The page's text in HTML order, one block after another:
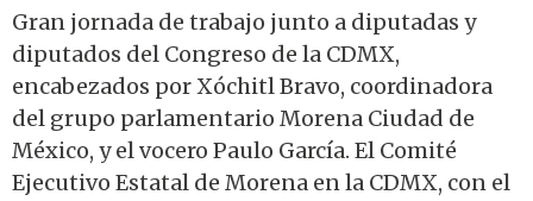
Gran jornada de trabajo junto a diputadas y
diputados del Congreso de la CDMX,
encabezados por Xóchitl Bravo, coordinadora
del grupo parlamentario Morena Ciudad de
México, y el vocero Paulo García. El Comité
Ejecutivo Estatal de Morena en la CDMX, con el